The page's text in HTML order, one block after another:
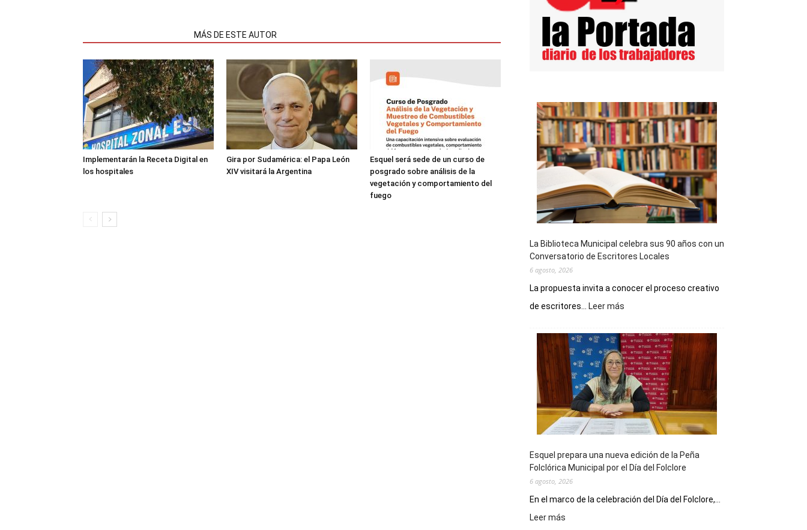
MÁS DE ESTE AUTOR
Implementarán la Receta Digital en
los hospitales
Gira por Sudamérica: el Papa León
XIV visitará la Argentina
Esquel será sede de un curso de
posgrado sobre análisis de la
vegetación y comportamiento del
fuego
La Biblioteca Municipal celebra sus 90 años con un
Conversatorio de Escritores Locales
6 agosto, 2026
La propuesta invita a conocer el proceso creativo
de escritores...
Leer más
Municipal
celebra
sus
90
años
con
un
Conversatorio
Escritores
Locales
Esquel prepara una nueva edición de la Peña
Folclórica Municipal por el Día del Folclore
6 agosto, 2026
En el marco de la celebración del Día del Folclore,...
Leer más